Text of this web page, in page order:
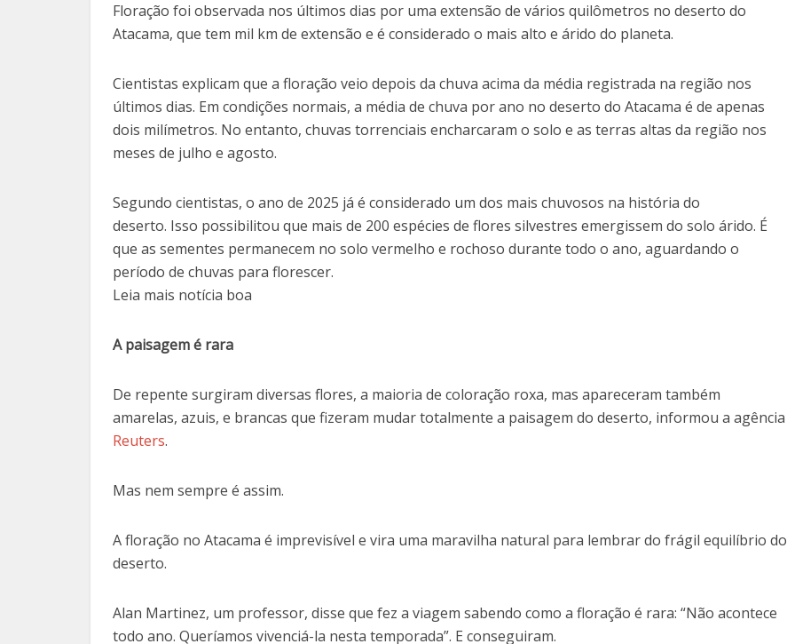
Floração foi observada nos últimos dias por uma extensão de vários quilômetros no deserto do
Atacama, que tem mil km de extensão e é considerado o mais alto e árido do planeta.
Cientistas explicam que a floração veio depois da chuva acima da média registrada na região nos
últimos dias. Em condições normais, a média de chuva por ano no deserto do Atacama é de apenas
dois milímetros. No entanto, chuvas torrenciais encharcaram o solo e as terras altas da região nos
meses de julho e agosto.
Segundo cientistas, o ano de 2025 já é considerado um dos mais chuvosos na história do
deserto. Isso possibilitou que mais de 200 espécies de flores silvestres emergissem do solo árido. É
que as sementes permanecem no solo vermelho e rochoso durante todo o ano, aguardando o
período de chuvas para florescer.
Leia mais notícia boa
A paisagem é rara
De repente surgiram diversas flores, a maioria de coloração roxa, mas apareceram também
amarelas, azuis, e brancas que fizeram mudar totalmente a paisagem do deserto, informou a agência
Reuters.
Mas nem sempre é assim.
A floração no Atacama é imprevisível e vira uma maravilha natural para lembrar do frágil equilíbrio do
deserto.
Alan Martinez, um professor, disse que fez a viagem sabendo como a floração é rara: “Não acontece
todo ano. Queríamos vivenciá-la nesta temporada”. E conseguiram.